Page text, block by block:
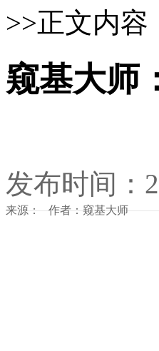
>>正文内容
窥基大师
发布时间：
来源： 作者：窥基大师